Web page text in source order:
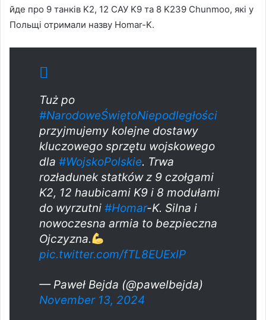
йде про 9 танків K2, 12 САУ K9 та 8 K239 Chunmoo, які у
Польщі отримали назву Homar-K.
Tuż po
#NarodoweŚwiętoNiepodległości
przyjmujemy kolejne dostawy
kluczowego sprzętu wojskowego
dla #WojskoPolskie. Trwa
rozładunek statków z 9 czołgami
K2, 12 haubicami K9 i 8 modułami
do wyrzutni #Homar-K. Silna i
nowoczesna armia to bezpieczna
Ojczyzna.
pic.twitter.com/fTL8EUExlP
— Paweł Bejda (@pawelbejda)
November 13, 2024